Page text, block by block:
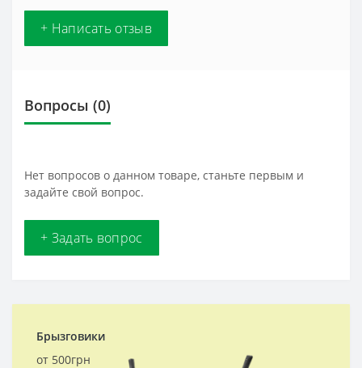
+ Написать отзыв
Вопросы (0)
Нет вопросов о данном товаре, станьте первым и
задайте свой вопрос.
+ Задать вопрос
Брызговики
от 500грн